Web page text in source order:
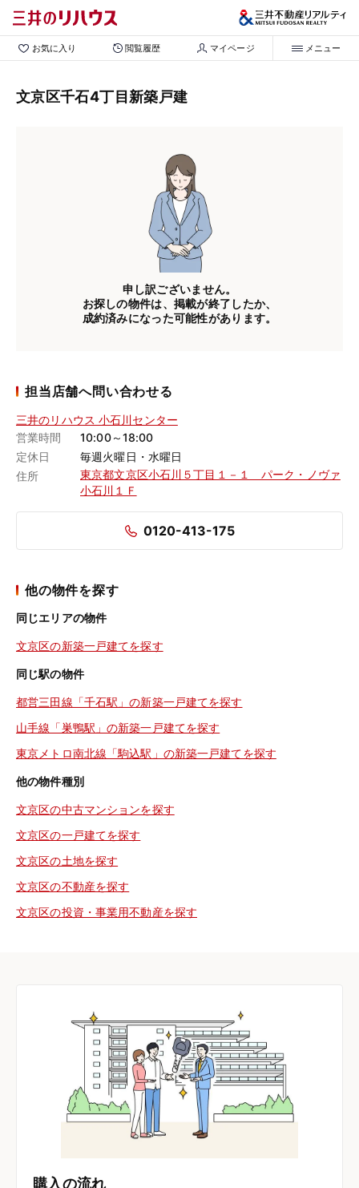
お気に入り 閲覧履歴 マイページ メニュー
文京区千石4丁目新築戸建
申し訳ございません。
お探しの物件は、掲載が終了したか、
成約済みになった可能性があります。
担当店舗へ問い合わせる
三井のリハウス 小石川センター
営業時間
10:00～18:00
定休日
毎週火曜日・水曜日
住所
東京都文京区小石川５丁目１－１ パーク・ノヴァ
小石川１Ｆ
0120-413-175
他の物件を探す
同じエリアの物件
文京区の新築一戸建てを探す
同じ駅の物件
都営三田線「千石駅」の新築一戸建てを探す
山手線「巣鴨駅」の新築一戸建てを探す
東京メトロ南北線「駒込駅」の新築一戸建てを探す
他の物件種別
文京区の中古マンションを探す
文京区の一戸建てを探す
文京区の土地を探す
文京区の不動産を探す
文京区の投資・事業用不動産を探す
購入の流れ